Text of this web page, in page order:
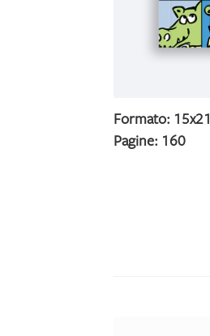
Formato: 15x21
Pagine: 160